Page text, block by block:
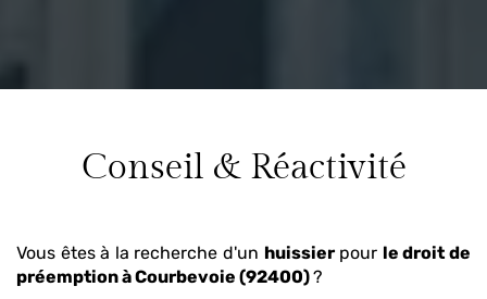
Conseil & Réactivité
Vous êtes à la recherche d'un huissierpour le droit de
préemptionà Courbevoie (92400)?